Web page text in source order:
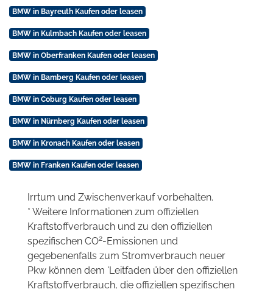
BMW in Bayreuth Kaufen oder leasen
BMW in Kulmbach Kaufen oder leasen
BMW in Oberfranken Kaufen oder leasen
BMW in Bamberg Kaufen oder leasen
BMW in Coburg Kaufen oder leasen
BMW in Nürnberg Kaufen oder leasen
BMW in Kronach Kaufen oder leasen
BMW in Franken Kaufen oder leasen
Irrtum und Zwischenverkauf vorbehalten.
* Weitere Informationen zum offiziellen
Kraftstoffverbrauch und zu den offiziellen
spezifischen CO2-Emissionen und
gegebenenfalls zum Stromverbrauch neuer
Pkw können dem 'Leitfaden über den offiziellen
Kraftstoffverbrauch, die offiziellen spezifischen